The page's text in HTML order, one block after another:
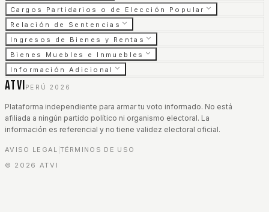
Cargos Partidarios o de Elección Popular
Relación de Sentencias
Ingresos de Bienes y Rentas
Bienes Muebles e Inmuebles
Información Adicional
ATVI PERÚ 2026
Plataforma independiente para armar tu voto informado. No está
afiliada a ningún partido político ni organismo electoral. La
información es referencial y no tiene validez electoral oficial.
AVISO LEGAL TÉRMINOS DE USO
© 2026 ATVI